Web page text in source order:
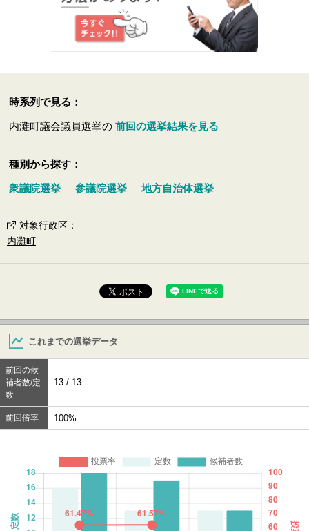
時系列で見る：
内灘町議会議員選挙の前回の選挙結果を見る
種別から探す：
衆議院選挙 参議院選挙 地方自治体選挙
対象行政区 ：
内灘町
これまでの選挙データ
前回の候
補者数/定
数
13 / 13
前回倍率 100%